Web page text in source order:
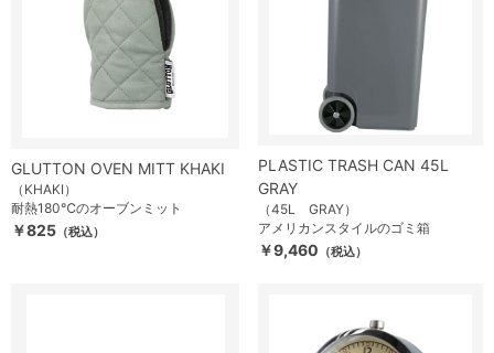
GLUTTON OVEN MITT KHAKI
（KHAKI）
耐熱180℃のオーブンミット
￥825 （税込）
PLASTIC TRASH CAN 45L
GRAY
（45L GRAY）
アメリカンスタイルのゴミ箱
￥9,460 （税込）